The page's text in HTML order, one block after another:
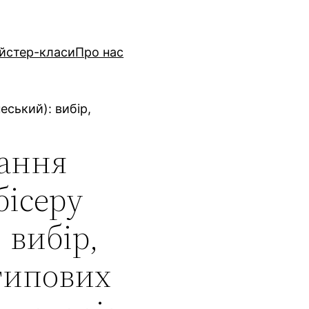
класиПро нас
вибір,